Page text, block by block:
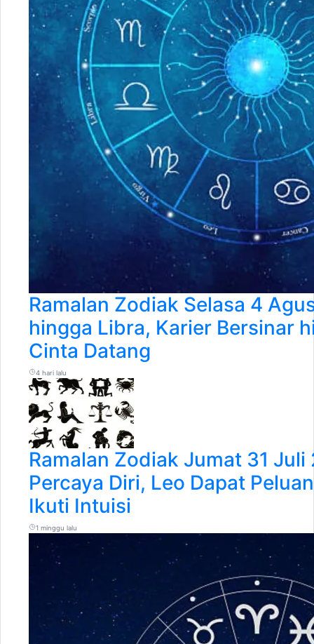
Ramalan Zodiak Selasa 4
hingga Libra, Karier Bersinar
Cinta Datang
4 hari lalu
Ramalan Zodiak Jumat 31
Percaya Diri, Leo Dapat
Ikuti Intuisi
1 minggu lalu